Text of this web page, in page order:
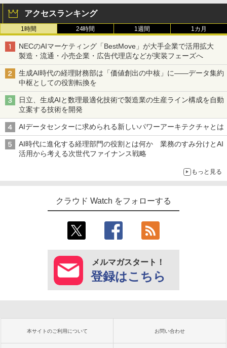
アクセスランキング
1時間 24時間 1週間 1カ月
NECのAIマーケティング「BestMove」が大手企業で活用拡大
製造・流通・小売企業・広告代理店などが実装フェーズへ
生成AI時代の経理財務部は「価値創出の中核」に――データ集約
中枢としての役割転換を
日立、生成AIと数理最適化技術で製造業の生産ライン構成を自動
立案する技術を開発
AIデータセンターに求められる新しいパワーアーキテクチャとは
AI時代に進化する経理部門の役割とは何か 業務のすみ分けとAI
活用から考える次世代ファイナンス戦略
もっと見る
クラウド Watch をフォローする
メルマガスタート！
登録はこちら
本サイトのご利用について お問い合わせ